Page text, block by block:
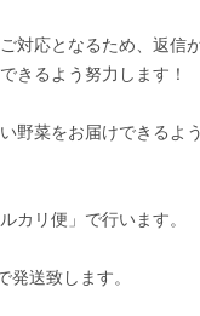
対応となるため、返信
きるよう努力します！
野菜をお届けできるよ
カリ便」で行います。
発送致します。